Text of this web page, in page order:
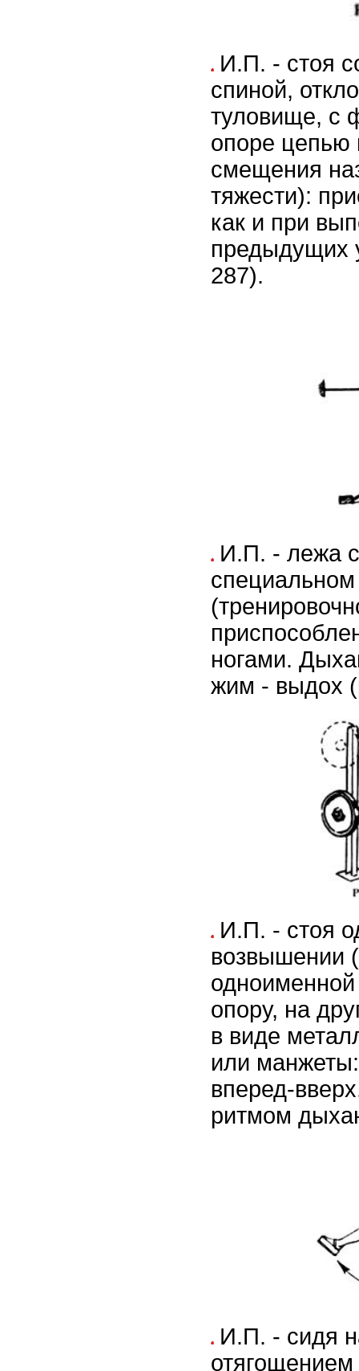
И.П. - стоя
спиной,
туловище, с
опоре цепью
смещения
тяжести):
как и при
предыдущих
287).
И.П. - лежа
специальном
ногами.
жим - выдох
И.П. - стоя
возвышении
опору, на
в виде
или
вперед-
ритмом
И.П. - сидя